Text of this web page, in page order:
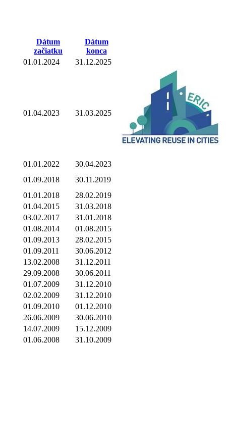
Dátum
začiatku
Dátum
konca
01.01.2024 31.12.2025
01.04.2023 31.03.2025
01.01.2022
30.04.2023
01.09.2018
30.11.2019
01.01.2018
28.02.2019
01.04.2015
31.03.2018
03.02.2017
31.01.2018
01.08.2014
01.08.2015
01.09.2013
28.02.2015
01.09.2011
30.06.2012
13.02.2008
31.12.2011
29.09.2008
30.06.2011
01.07.2009
31.12.2010
02.02.2009
31.12.2010
01.09.2010
01.12.2010
26.06.2009
30.06.2010
14.07.2009
15.12.2009
01.06.2008 31.10.2009